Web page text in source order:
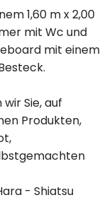
1,60 m x 2,00
mit Wc und
mit einem
Sie, auf
Produkten,
- Shiatsu